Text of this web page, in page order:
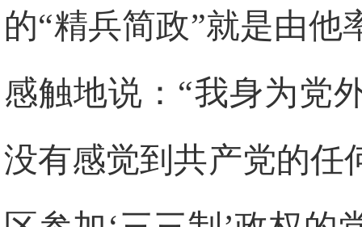
的“精兵简政”就是由
感触地说：“我身为党
没有感觉到共产党的任